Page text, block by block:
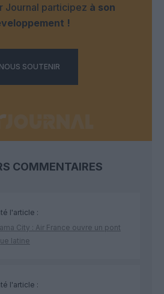
Journal participez à son
!
NOUS SOUTENIR
COMMENTAIRES
l'article :
City : Air France ouvre un pont
latine
l'article :